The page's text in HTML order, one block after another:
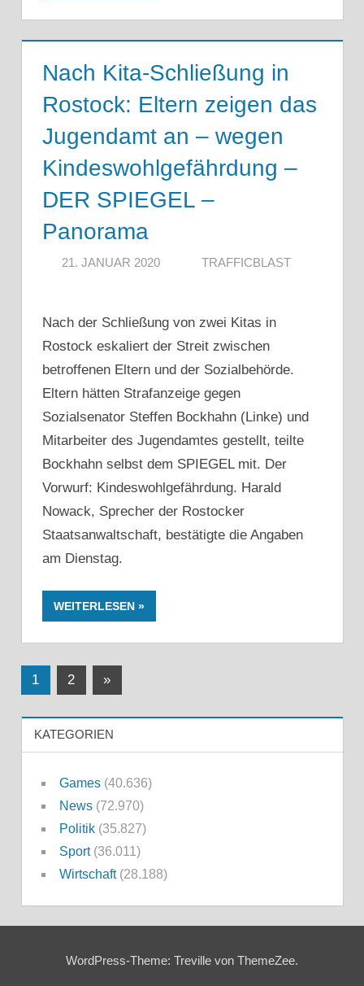
Nach Kita-Schließung in
Rostock: Eltern zeigen das
Jugendamt an – wegen
Kindeswohlgefährdung –
DER SPIEGEL –
Panorama
21. JANUAR 2020 TRAFFICBLAST
Nach der Schließung von zwei Kitas in
Rostock eskaliert der Streit zwischen
betroffenen Eltern und der Sozialbehörde.
Eltern hätten Strafanzeige gegen
Sozialsenator Steffen Bockhahn (Linke) und
Mitarbeiter des Jugendamtes gestellt, teilte
Bockhahn selbst dem SPIEGEL mit. Der
Vorwurf: Kindeswohlgefährdung. Harald
Nowack, Sprecher der Rostocker
Staatsanwaltschaft, bestätigte die Angaben
am Dienstag.
WEITERLESEN
Seitennummerierung
Beiträge
1 2
Nächste
»
KATEGORIEN
Games(40.636)
News(72.970)
Politik(35.827)
Sport(36.011)
Wirtschaft(28.188)
WordPress-Theme: Treville von ThemeZee.